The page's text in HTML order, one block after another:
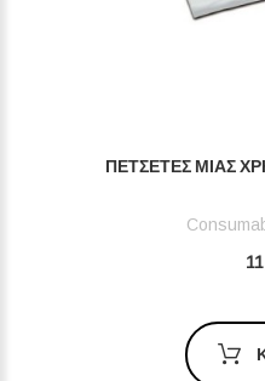
ΠΕΤΣΈΤΕΣ ΜΙΑΣ